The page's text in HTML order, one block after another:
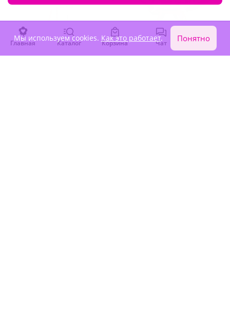
5(57) 4.9(55)
Главная Каталог Корзина Чат Войти
Мы используем cookies. Как это работает. Понятно